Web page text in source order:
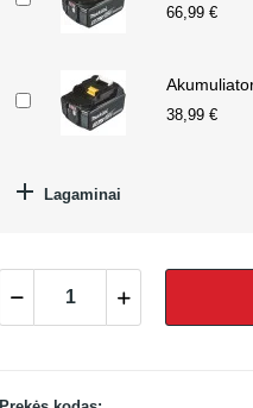
66,99 €
38,99 €
 Lagaminai